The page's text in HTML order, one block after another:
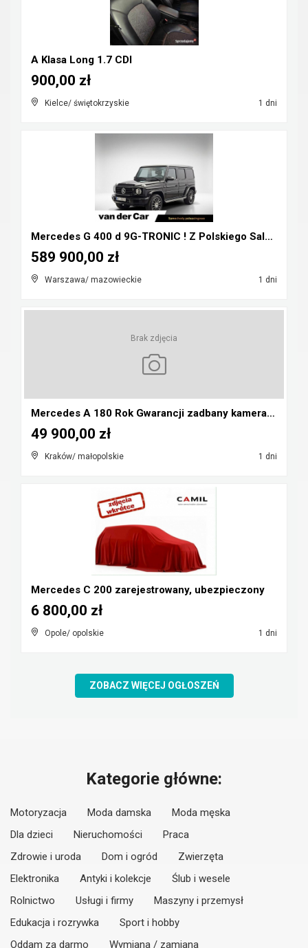
A Klasa Long 1.7 CDI
Kielce/ świętokrzyskie 1 dni
900,00 zł
Mercedes G 400 d 9G-TRONIC ! Z Polskiego Salonu ! ...
Warszawa/ mazowieckie 1 dni
589 900,00 zł
Brak zdjęcia
Mercedes A 180 Rok Gwarancji zadbany kamera pdc au...
Kraków/ małopolskie 1 dni
49 900,00 zł
Mercedes C 200 zarejestrowany, ubezpieczony
Opole/ opolskie 1 dni
6 800,00 zł
ZOBACZ WIĘCEJ OGŁOSZEŃ
Kategorie główne:
Motoryzacja Moda damska
Moda męska
Dla dzieci
Nieruchomości
Praca
Zdrowie i uroda
Dom i ogród
Zwierzęta
Elektronika
Antyki i kolekcje
Ślub i wesele
Rolnictwo
Usługi i firmy
Maszyny i przemysł
Edukacja i rozrywka
Sport i hobby
Oddam za darmo
Wymiana / zamiana